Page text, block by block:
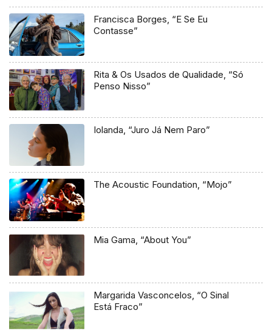
Francisca Borges, “E Se Eu
Contasse”
Rita & Os Usados de Qualidade, “Só
Penso Nisso”
Iolanda, “Juro Já Nem Paro”
The Acoustic Foundation, “Mojo”
Mia Gama, “About You”
Margarida Vasconcelos, “O Sinal
Está Fraco”